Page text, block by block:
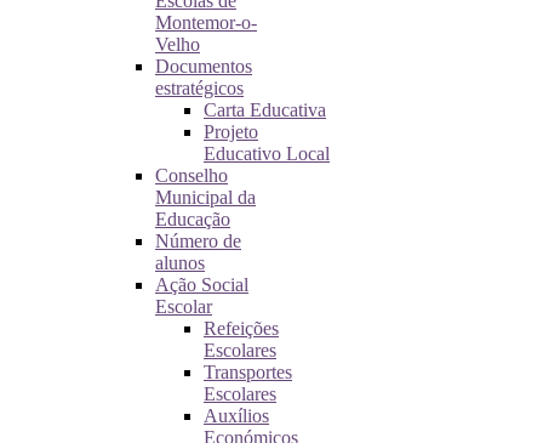
Montemor-o-
Velho
Documentos
estratégicos
Carta Educativa
Projeto
Educativo Local
Conselho
Municipal da
Educação
Número de
alunos
Ação Social
Escolar
Refeições
Escolares
Transportes
Escolares
Auxílios
Económicos